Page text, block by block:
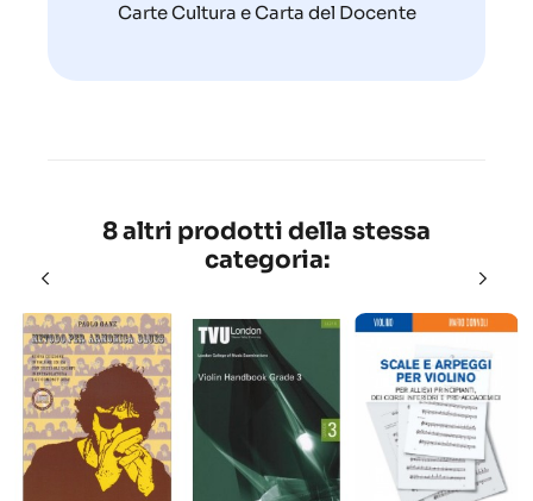
Carte Cultura e Carta del Docente
8 altri prodotti della stessa
categoria: